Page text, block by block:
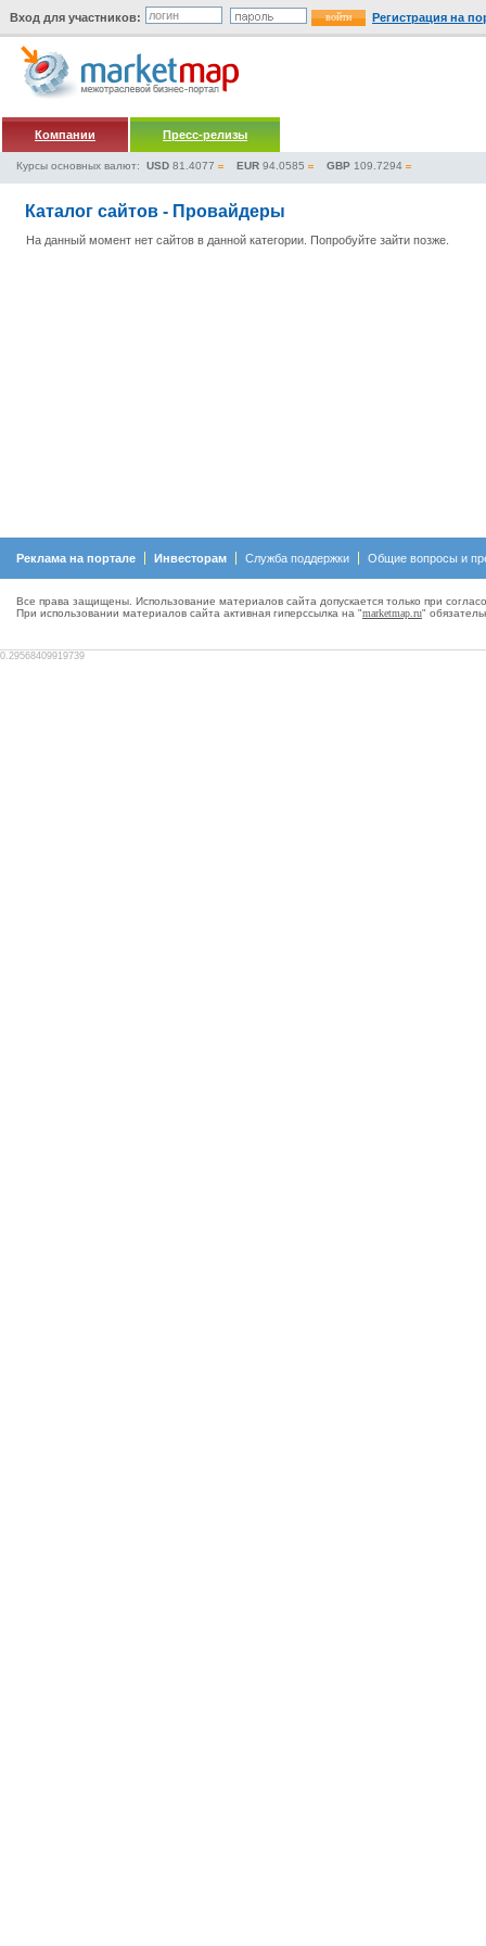
Вход для участников: Регистрация на
Компании Пресс-релизы
Курсы основных валют: USD 81.4077 EUR 94.0585 GBP 109.7294
Каталог сайтов - Провайдеры
На данный момент нет сайтов в данной категории. Попробуйте зайти позже.
Реклама на портале Инвесторам Служба поддержки Общие вопросы и
Все права защищены. Использование материалов сайта допускается только при
При использовании материалов сайта активная гиперсcылка на "marketmap.ru"
0.29568409919739